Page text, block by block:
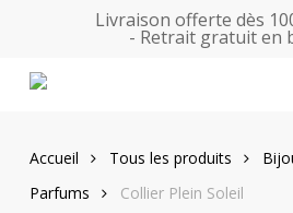
main
Livraison offerte dès
- Retrait gratuit en
Accueil Tous les produits
Parfums
Collier Plein Soleil